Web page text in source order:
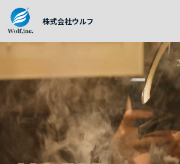
株式会社ウルフ